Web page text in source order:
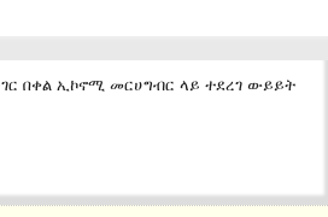
በቀል ኢኮኖሚ መርሀግብር ላይ ተደረገ ውይይት